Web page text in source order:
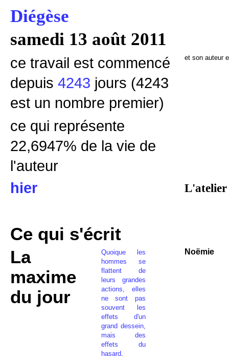
Diégèse
samedi 13 août 2011
ce travail est commencé
depuis 4243 jours (4243
est un nombre premier)
et son auteur
ce qui représente
22,6947% de la vie de
l'auteur
hier
L'atelier
Ce qui s'écrit
La
maxime
du jour
Quoique les
hommes se
flattent de
leurs grandes
actions, elles
ne sont pas
souvent les
effets d'un
grand dessein,
mais des
effets du
hasard.
Noëmie